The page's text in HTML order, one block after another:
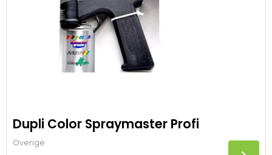
Dupli Color Spraymaster Profi
Overige